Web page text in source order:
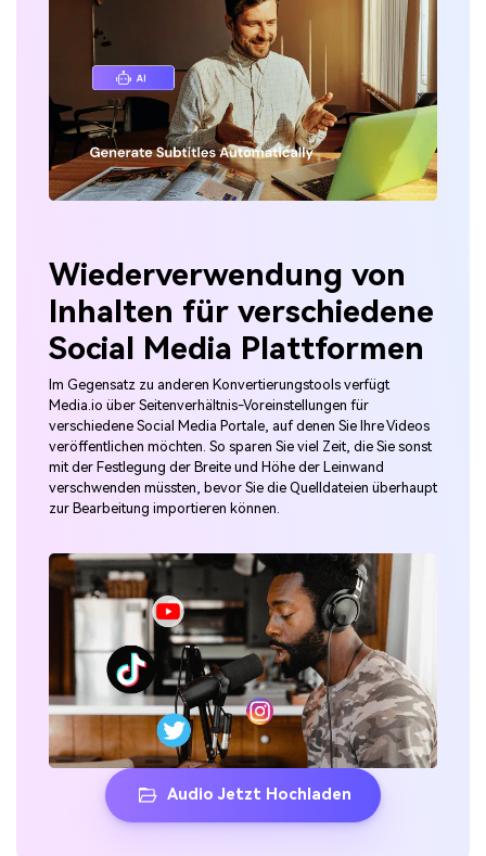
Wiederverwendung von
Inhalten für verschiedene
Social Media Plattformen
Im Gegensatz zu anderen Konvertierungstools verfügt
Media.io über Seitenverhältnis-Voreinstellungen für
verschiedene Social Media Portale, auf denen Sie Ihre Videos
veröffentlichen möchten. So sparen Sie viel Zeit, die Sie sonst
mit der Festlegung der Breite und Höhe der Leinwand
verschwenden müssten, bevor Sie die Quelldateien überhaupt
zur Bearbeitung importieren können.
Audio Jetzt Hochladen